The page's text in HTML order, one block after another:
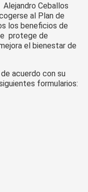
Ceballos
al Plan de
los beneficios de
protege de
el bienestar de
acuerdo con su
formularios: